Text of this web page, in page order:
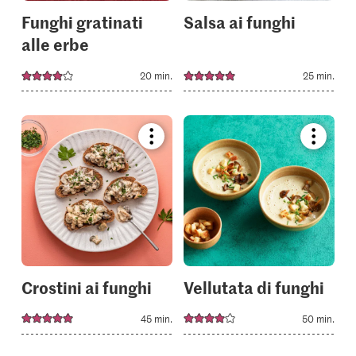
Funghi gratinati
alle erbe
20 min.
Salsa ai funghi
25 min.
Bookmark
recipe
or
add
it
to
your
collections.
Crostini ai funghi
45 min.
recipe
or
add
it
to
your
Vellutata di funghi
50 min.